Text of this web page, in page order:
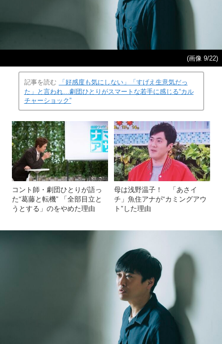
(画像 9/22)
記事を読む
「好感度も気にしない」「すげえ生意気だっ
た」と言われ…劇団ひとりがスマートな若手に感じる“カル
チャーショック”
コント師・劇団ひとりが語っ
た“葛藤と転機” 「全部目立と
うとする」のをやめた理由
母は浅野温子！ 「あさイ
チ」魚住アナが“カミングアウ
ト”した理由